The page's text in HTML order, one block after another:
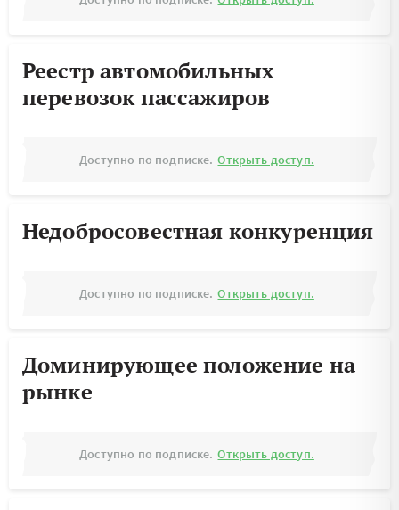
Реестр автомобильных
перевозок пассажиров
Доступно по подписке. Открыть доступ.
Недобросовестная конкуренция
Доступно по подписке. Открыть доступ.
Доминирующее положение на
рынке
Доступно по подписке. Открыть доступ.